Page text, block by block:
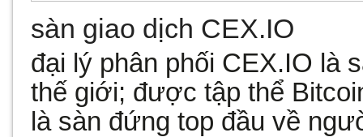
sàn giao dịch CEX.IO
đại lý phân phối CEX.IO là
thế giới; được tập thể
là sàn đứng top đầu về